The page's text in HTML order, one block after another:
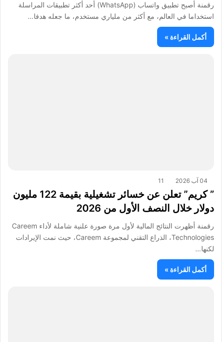
رقمنة أصبح تطبيق واتساب (WhatsApp) أحد أكثر تطبيقات المراسلة
استخداما في العالم، مع أكثر من ملياري مستخدم، ما جعله هدفا…
أكمل القراءة »
04 آب 2026 11
” كريم” تعلن عن خسائر تشغيلية بقيمة 122 مليون
دولار خلال النصف الأول من 2026
رقمنة أظهرت النتائج المالية لأول مرة صورة علنية شاملة لأداء Careem
Technologies، الذراع التقني لمجموعة Careem، حيث نمت الإيرادات
لكنها…
أكمل القراءة »